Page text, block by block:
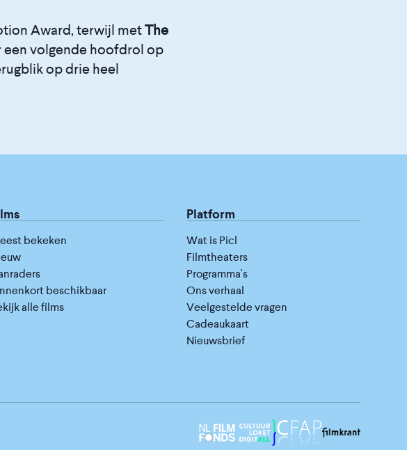
Award, terwijl metThe
een volgende hoofdrol op
op drie heel
bekeken
beschikbaar
alle films
Platform
Wat is Picl
Filmtheaters
Programma's
Ons verhaal
Veelgestelde vragen
Cadeaukaart
Nieuwsbrief